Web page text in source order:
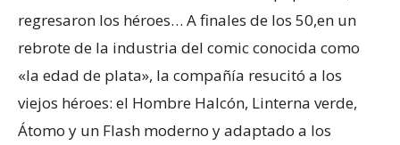
regresaron los héroes… A finales de los 50,en un
rebrote de la industria del comic conocida como
«la edad de plata», la compañía resucitó a los
viejos héroes: el Hombre Halcón, Linterna verde,
Átomo y un Flash moderno y adaptado a los